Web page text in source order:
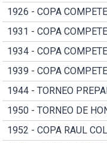
1926 - COPA
1931 - COPA
1934 - COPA
1939 - COPA
1944 - TORNEO
1950 - TORNEO DE
1952 - COPA RAUL